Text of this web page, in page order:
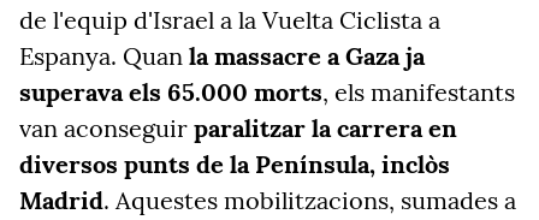
de l'equip d'Israel a la Vuelta Ciclista a
Espanya. Quan la massacre a Gaza ja
superava els 65.000 morts, els manifestants
van aconseguir paralitzar la carrera en
diversos punts de la Península, inclòs
Madrid. Aquestes mobilitzacions, sumades a